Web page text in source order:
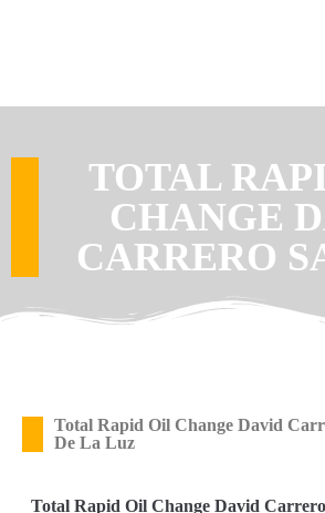
TOTAL
CHANGE
CARRERO
Total Rapid Oil Change David
De La Luz
Total Rapid Oil Change David